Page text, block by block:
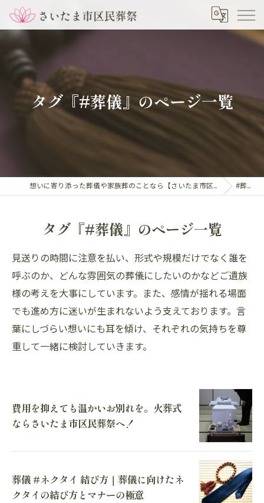
タグ『#葬儀』のページ一覧
想いに寄り添った葬儀や家族葬のことなら【さいたま市区民葬祭】 #葬儀
タグ『#葬儀』のページ一覧
見送りの時間に注意を払い、形式や規模だけでなく誰を
呼ぶのか、どんな雰囲気の葬儀にしたいのかなどご遺族
様の考えを大事にしています。また、感情が揺れる場面
でも進め方に迷いが生まれないよう支えております。言
葉にしづらい想いにも耳を傾け、それぞれの気持ちを尊
重して一緒に検討していきます。
費用を抑えても温かいお別れを。火葬式
ならさいたま市区民葬祭へ！
葬儀 #ネクタイ 結び方｜葬儀に向けたネ
クタイの結び方とマナーの極意